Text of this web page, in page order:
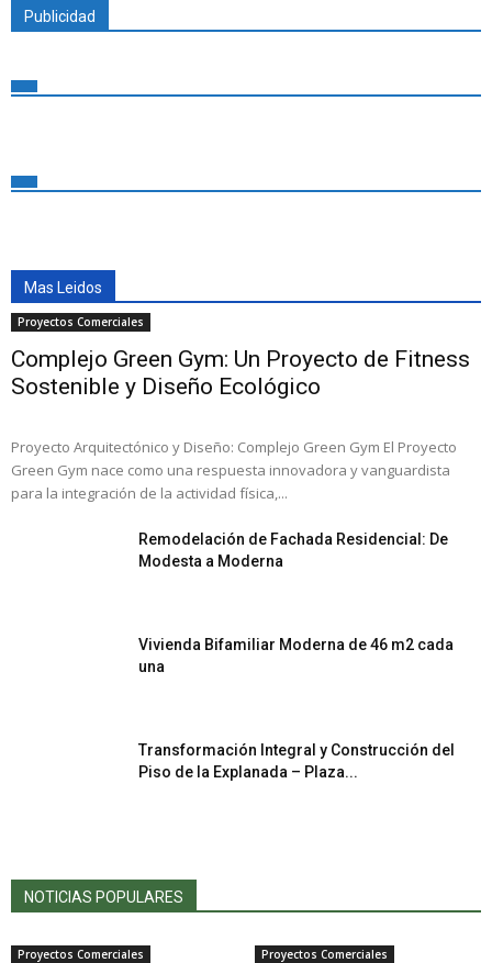
Publicidad
Mas Leidos
Proyectos Comerciales
Complejo Green Gym: Un Proyecto de Fitness
Sostenible y Diseño Ecológico
Proyecto Arquitectónico y Diseño: Complejo Green Gym El Proyecto
Green Gym nace como una respuesta innovadora y vanguardista
para la integración de la actividad física,...
Remodelación de Fachada Residencial: De
Modesta a Moderna
Vivienda Bifamiliar Moderna de 46 m2 cada
una
Transformación Integral y Construcción del
Piso de la Explanada – Plaza...
NOTICIAS POPULARES
Proyectos Comerciales Proyectos Comerciales